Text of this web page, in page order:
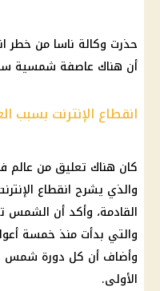
حذرت وكالة ناسا من خطر
أن هناك عاصفة شمسية
انقطاع الإنترنت بسبب
كان هناك تعليق من عالم
والذي يشرح انقطاع
القادمة، وأكد أن الشمس
وأضاف أن كل دورة شمس
الأولى.